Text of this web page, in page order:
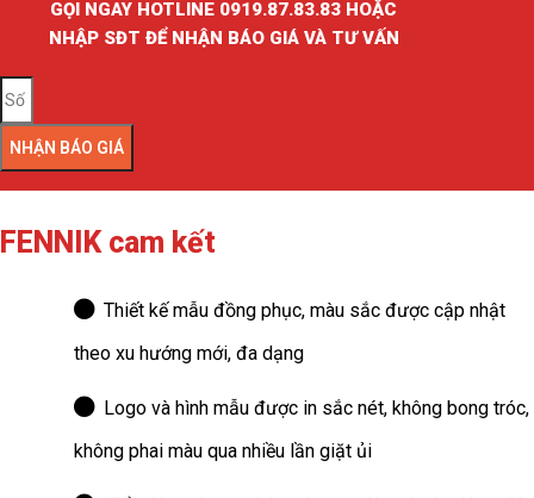
GỌI NGAY HOTLINE 0919.87.83.83 HOẶC
NHẬP SĐT ĐỂ NHẬN BÁO GIÁ VÀ TƯ VẤN
NHẬN BÁO GIÁ
FENNIK cam kết
Thiết kế mẫu đồng phục, màu sắc được cập nhật
theo xu hướng mới, đa dạng
Logo và hình mẫu được in sắc nét, không bong tróc,
không phai màu qua nhiều lần giặt ủi